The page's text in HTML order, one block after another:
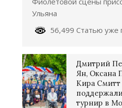
Ульяна
56,499 Статью уже
Дмитрий
Ян, Оксана
Кира
турнир в